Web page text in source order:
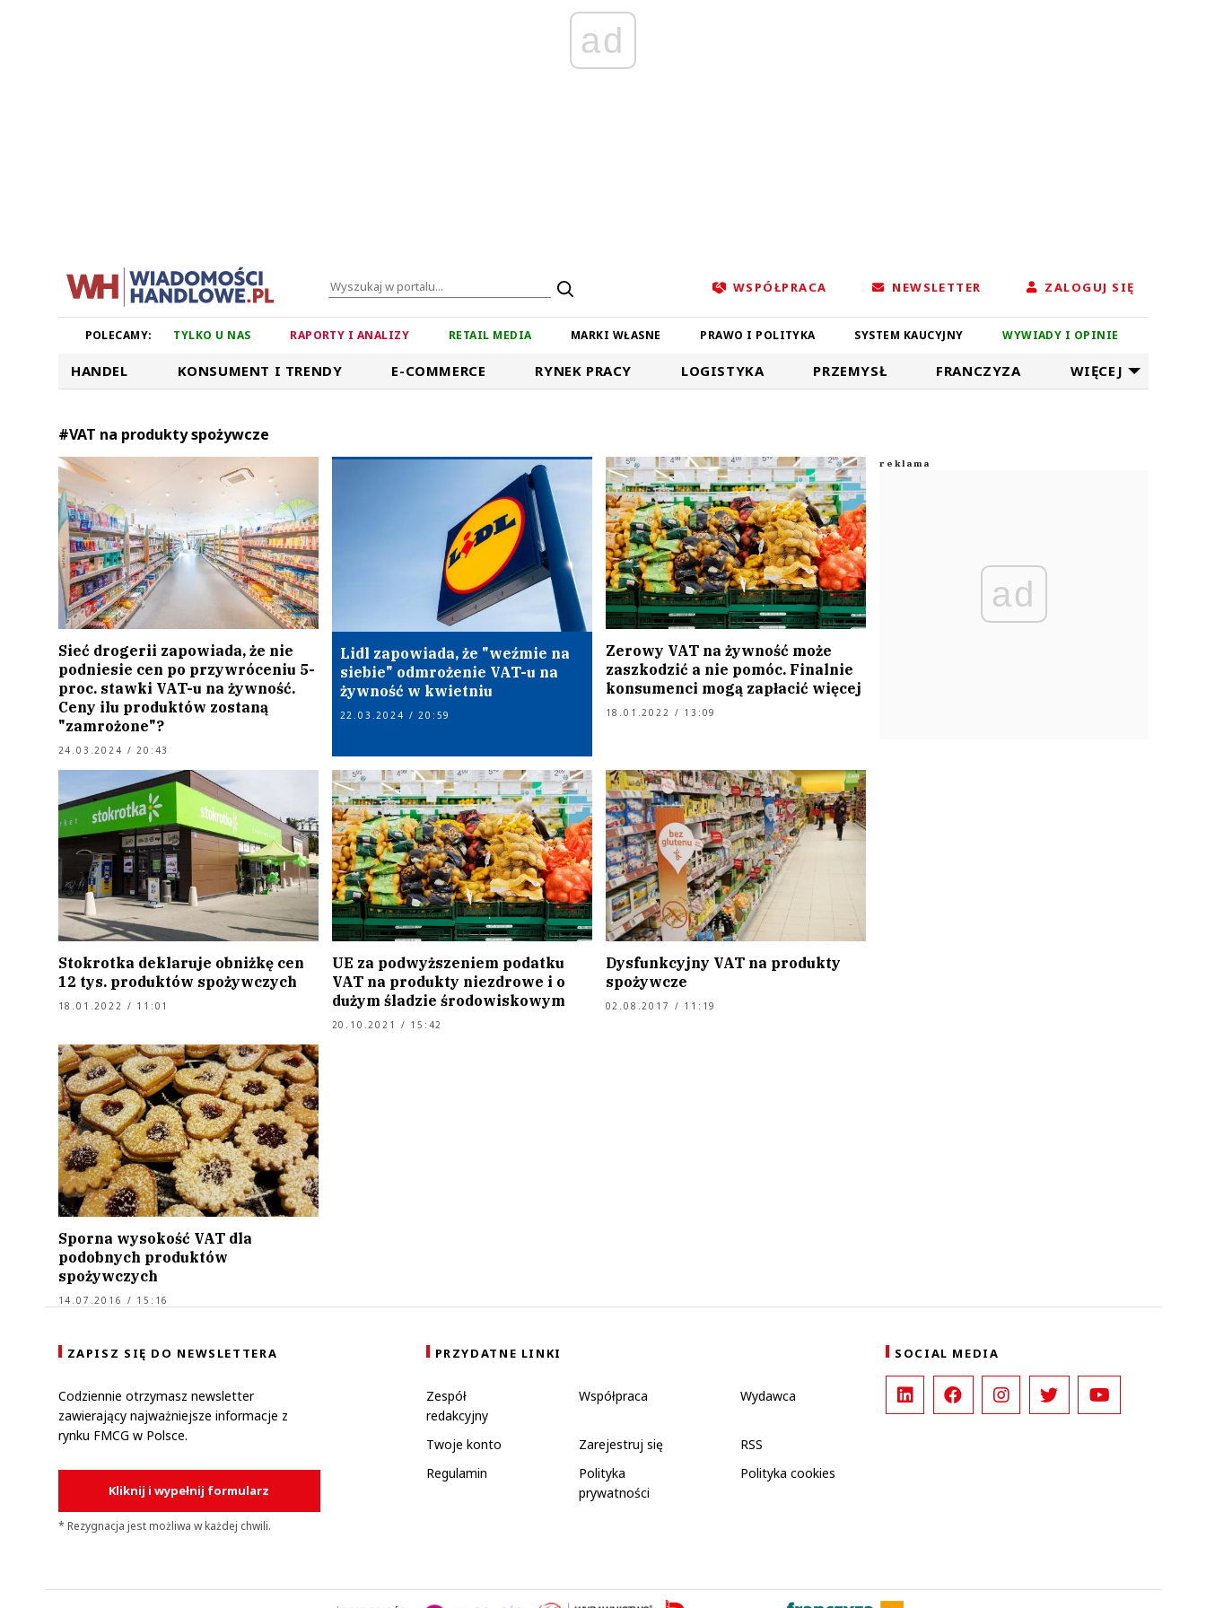
ad
WSPÓŁPRACA NEWSLETTER ZALOGUJ SIĘ
POLECAMY: TYLKO U NAS RAPORTY I ANALIZY RETAIL MEDIA MARKI WŁASNE PRAWO I POLITYKA SYSTEM KAUCYJNY WYWIADY I OPINIE
HANDEL KONSUMENT I TRENDY E-COMMERCE RYNEK PRACY LOGISTYKA PRZEMYSŁ FRANCZYZA WIĘCEJ
#VAT na produkty spożywcze
Sieć drogerii zapowiada, że nie
podniesie cen po przywróceniu 5-
proc. stawki VAT-u na żywność.
Ceny ilu produktów zostaną
"zamrożone"?
24.03.2024 / 20:43
Lidl zapowiada, że "weźmie na
siebie" odmrożenie VAT-u na
żywność w kwietniu
22.03.2024 / 20:59
Zerowy VAT na żywność może
zaszkodzić a nie pomóc. Finalnie
konsumenci mogą zapłacić więcej
18.01.2022 / 13:09
Stokrotka deklaruje obniżkę cen
12 tys. produktów spożywczych
18.01.2022 / 11:01
UE za podwyższeniem podatku
VAT na produkty niezdrowe i o
dużym śladzie środowiskowym
20.10.2021 / 15:42
Dysfunkcyjny VAT na produkty
spożywcze
02.08.2017 / 11:19
Sporna wysokość VAT dla
podobnych produktów
spożywczych
14.07.2016 / 15:16
ad
ZAPISZ SIĘ DO NEWSLETTERA
Codziennie otrzymasz newsletter
zawierający najważniejsze informacje z
rynku FMCG w Polsce.
Kliknij i wypełnij formularz
* Rezygnacja jest możliwa w każdej chwili.
PRZYDATNE LINKI
Zespół
redakcyjny
Współpraca Wydawca
Twoje konto Zarejestruj się
RSS
Regulamin
Polityka
prywatności
Polityka cookies
SOCIAL MEDIA